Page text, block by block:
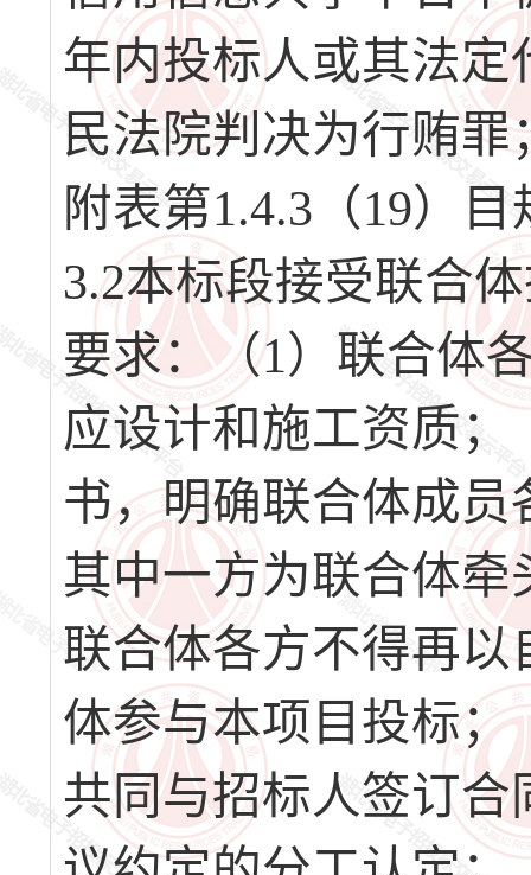
年内投标人或其法
民法院判决为行贿
附表第1.4.3（19）
3.2本标段接受联合
要求：（1）联合体
应设计和施工资质
书，明确联合体成
其中一方为联合体
联合体各方不得再
体参与本项目投标
共同与招标人签订